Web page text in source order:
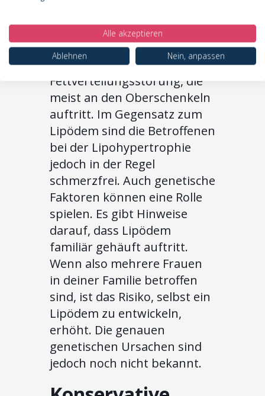
Lipohypertrophie. Bei der
Lipohypertrophie handelt es
sich um eine isolierte
Fettverteilungsstörung, die
meist an den Oberschenkeln
auftritt. Im Gegensatz zum
Lipödem sind die Betroffenen
bei der Lipohypertrophie
jedoch in der Regel
schmerzfrei. Auch genetische
Faktoren können eine Rolle
spielen. Es gibt Hinweise
darauf, dass Lipödem
familiär gehäuft auftritt.
Wenn also mehrere Frauen
in deiner Familie betroffen
sind, ist das Risiko, selbst ein
Lipödem zu entwickeln,
erhöht. Die genauen
genetischen Ursachen sind
jedoch noch nicht bekannt.
Alle akzeptieren
Ablehnen
Nein, anpassen